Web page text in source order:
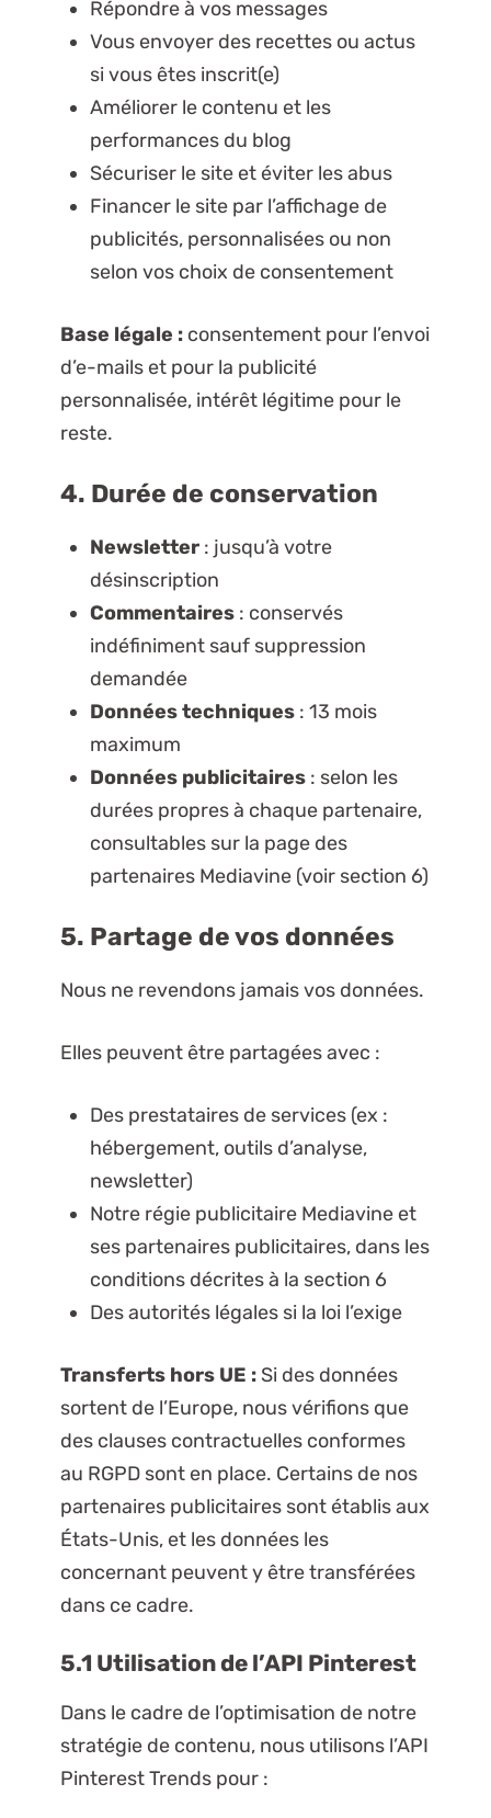
Répondre à vos messages
Vous envoyer des recettes ou actus
si vous êtes inscrit(e)
Améliorer le contenu et les
performances du blog
Sécuriser le site et éviter les abus
Financer le site par l’affichage de
publicités, personnalisées ou non
selon vos choix de consentement
Base légale :consentement pour l’envoi
d’e-mails et pour la publicité
personnalisée, intérêt légitime pour le
reste.
4. Durée de conservation
Newsletter: jusqu’à votre
désinscription
Commentaires: conservés
indéfiniment sauf suppression
demandée
Données techniques: 13 mois
maximum
Données publicitaires: selon les
durées propres à chaque partenaire,
consultables sur la page des
partenaires Mediavine (voir section 6)
5. Partage de vos données
Nous ne revendons jamais vos données.
Elles peuvent être partagées avec :
Des prestataires de services (ex :
hébergement, outils d’analyse,
newsletter)
Notre régie publicitaire Mediavine et
ses partenaires publicitaires, dans les
conditions décrites à la section 6
Des autorités légales si la loi l’exige
Transferts hors UE :Si des données
sortent de l’Europe, nous vérifions que
des clauses contractuelles conformes
au RGPD sont en place. Certains de nos
partenaires publicitaires sont établis aux
États-Unis, et les données les
concernant peuvent y être transférées
dans ce cadre.
5.1 Utilisation de l’API Pinterest
Dans le cadre de l’optimisation de notre
stratégie de contenu, nous utilisons l’API
Pinterest Trends pour :